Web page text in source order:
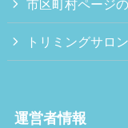
市区町村ページ
トリミングサロ
運営者情報